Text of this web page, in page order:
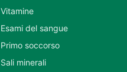
Vitamine
Esami del sangue
Primo soccorso
Sali minerali